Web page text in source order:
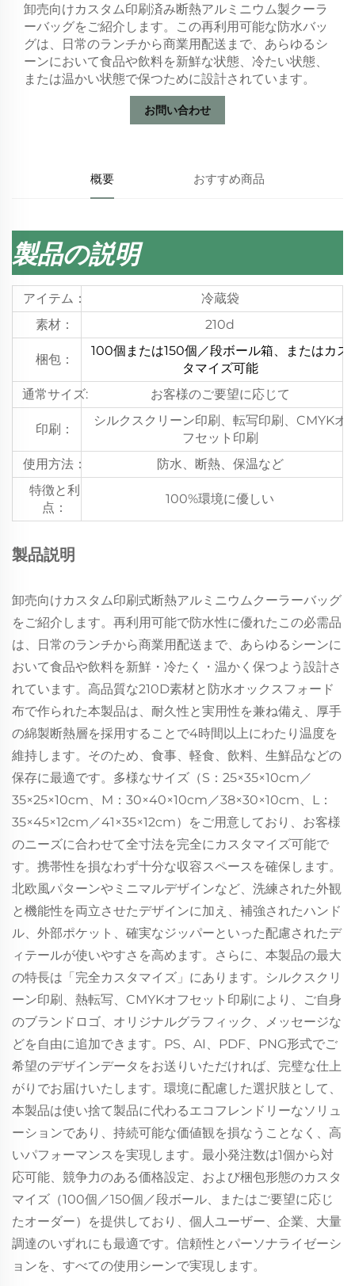
卸売向けカスタム印刷済み断熱アルミニウム製クーラ
ーバッグをご紹介します。この再利用可能な防水バッ
グは、日常のランチから商業用配送まで、あらゆるシ
ーンにおいて食品や飲料を新鮮な状態、冷たい状態、
または温かい状態で保つために設計されています。
お問い合わせ
概要 おすすめ商品
製品の説明
アイテム：
冷蔵袋
素材：
210d
梱包：
100個または150個／段ボール箱、またはカス
タマイズ可能
通常サイズ:
お客様のご要望に応じて
印刷：
シルクスクリーン印刷、転写印刷、CMYKオ
フセット印刷
使用方法：
防水、断熱、保温など
特徴と利
点：
100%環境に優しい
製品説明
卸売向けカスタム印刷式断熱アルミニウムクーラーバッグ
をご紹介します。再利用可能で防水性に優れたこの必需品
は、日常のランチから商業用配送まで、あらゆるシーンに
おいて食品や飲料を新鮮・冷たく・温かく保つよう設計さ
れています。高品質な210D素材と防水オックスフォード
布で作られた本製品は、耐久性と実用性を兼ね備え、厚手
の綿製断熱層を採用することで4時間以上にわたり温度を
維持します。そのため、食事、軽食、飲料、生鮮品などの
保存に最適です。多様なサイズ（S：25×35×10cm／
35×25×10cm、M：30×40×10cm／38×30×10cm、L：
35×45×12cm／41×35×12cm）をご用意しており、お客様
のニーズに合わせて全寸法を完全にカスタマイズ可能で
す。携帯性を損なわず十分な収容スペースを確保します。
北欧風パターンやミニマルデザインなど、洗練された外観
と機能性を両立させたデザインに加え、補強されたハンド
ル、外部ポケット、確実なジッパーといった配慮されたデ
ィテールが使いやすさを高めます。さらに、本製品の最大
の特長は「完全カスタマイズ」にあります。シルクスクリ
ーン印刷、熱転写、CMYKオフセット印刷により、ご自身
のブランドロゴ、オリジナルグラフィック、メッセージな
どを自由に追加できます。PS、AI、PDF、PNG形式でご
希望のデザインデータをお送りいただければ、完璧な仕上
がりでお届けいたします。環境に配慮した選択肢として、
本製品は使い捨て製品に代わるエコフレンドリーなソリュ
ーションであり、持続可能な価値観を損なうことなく、高
いパフォーマンスを実現します。最小発注数は1個から対
応可能、競争力のある価格設定、および梱包形態のカスタ
マイズ（100個／150個／段ボール、またはご要望に応じ
たオーダー）を提供しており、個人ユーザー、企業、大量
調達のいずれにも最適です。信頼性とパーソナライゼーシ
ョンを、すべての使用シーンで実現します。